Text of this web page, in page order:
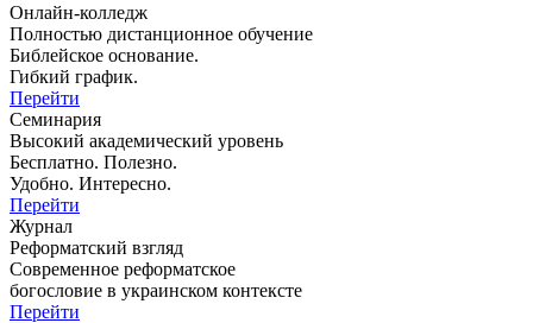
Онлайн-колледж
Полностью дистанционное обучение
Библейское основание.
Гибкий график.
Перейти
Семинария
Высокий академический уровень
Бесплатно. Полезно.
Удобно. Интересно.
Перейти
Журнал
Реформатский взгляд
Современное реформатское
богословие в украинском контексте
Перейти